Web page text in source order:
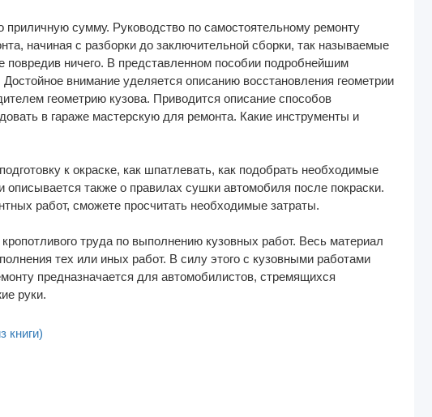
сумму. Руководство по самостоятельному ремонту
начиная с разборки до заключительной сборки, так называемые
повредив ничего. В представленном пособии подробнейшим
внимание уделяется описанию восстановления геометрии
геометрию кузова. Приводится описание способов
в гараже мастерскую для ремонта. Какие инструменты и
к окраске, как шпатлевать, как подобрать необходимые
также о правилах сушки автомобиля после покраски.
работ, сможете просчитать необходимые затраты.
труда по выполнению кузовных работ. Весь материал
тех или иных работ. В силу этого с кузовными работами
предназначается для автомобилистов, стремящихся
руки.
книги)